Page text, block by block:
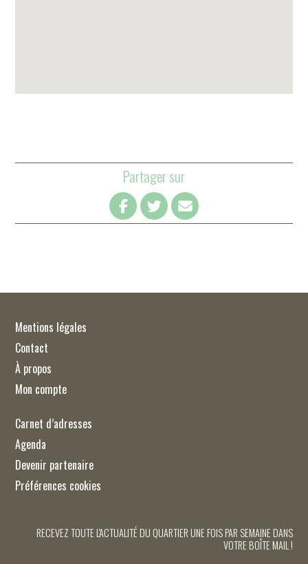
Partager sur
Mentions légales
Contact
À propos
Mon compte
Carnet d’adresses
Agenda
Devenir partenaire
Préférences cookies
RECEVEZ TOUTE L'ACTUALITÉ DU QUARTIER UNE FOIS PAR SEMAINE DANS
VOTRE BOÎTE MAIL !